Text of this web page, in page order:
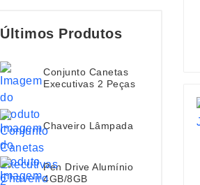
Últimos Produtos
Conjunto Canetas
Executivas 2 Peças
Chaveiro Lâmpada
Pen Drive Alumínio
4GB/8GB